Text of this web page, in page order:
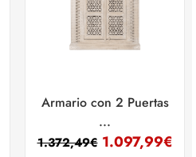
Armario con 2 Puertas
...
1.372,49€ 1.097,99€